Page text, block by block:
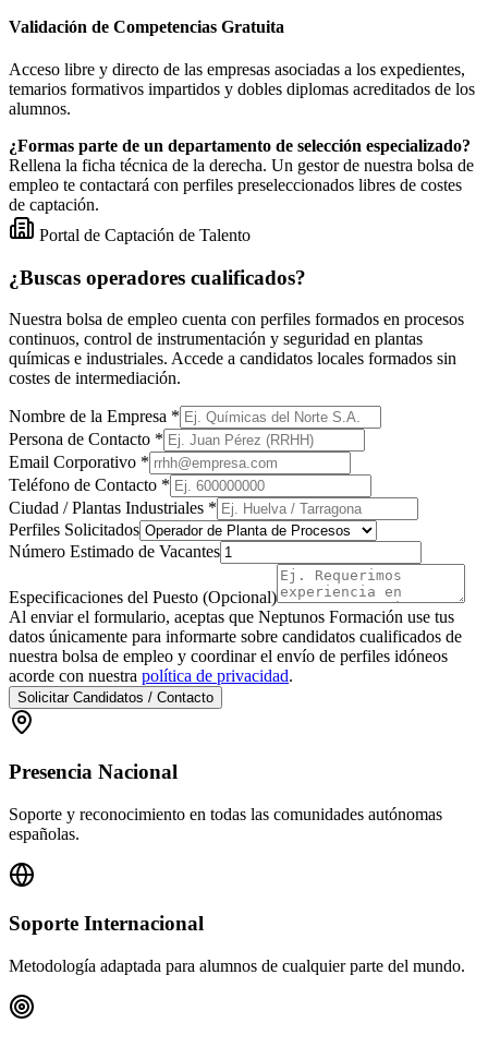
Validación de Competencias Gratuita
Acceso libre y directo de las empresas asociadas a los expedientes,
temarios formativos impartidos y dobles diplomas acreditados de los
alumnos.
¿Formas parte de un departamento de selección especializado?
Rellena la ficha técnica de la derecha. Un gestor de nuestra bolsa de
empleo te contactará con perfiles preseleccionados libres de costes
de captación.
Portal de Captación de Talento
¿Buscas operadores cualificados?
Nuestra bolsa de empleo cuenta con perfiles formados en procesos
continuos, control de instrumentación y seguridad en plantas
químicas e industriales. Accede a candidatos locales formados sin
costes de intermediación.
Nombre de la Empresa *
Persona de Contacto *
Email Corporativo *
Teléfono de Contacto *
Ciudad / Plantas Industriales *
Perfiles Solicitados
Número Estimado de Vacantes
Especificaciones del Puesto (Opcional)
Al enviar el formulario, aceptas que Neptunos Formación use tus
datos únicamente para informarte sobre candidatos cualificados de
nuestra bolsa de empleo y coordinar el envío de perfiles idóneos
acorde con nuestra política de privacidad.
Solicitar Candidatos / Contacto
Presencia Nacional
Soporte y reconocimiento en todas las comunidades autónomas
españolas.
Soporte Internacional
Metodología adaptada para alumnos de cualquier parte del mundo.